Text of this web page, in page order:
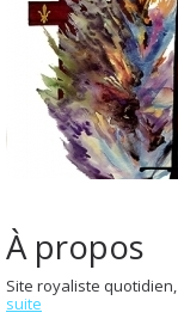
À propos
Site royaliste
suite